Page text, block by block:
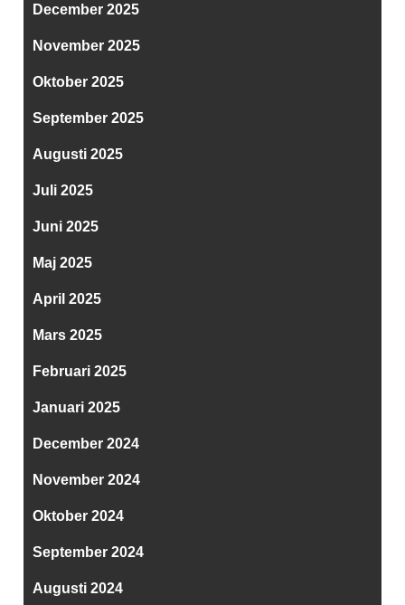
December 2025
November 2025
Oktober 2025
September 2025
Augusti 2025
Juli 2025
Juni 2025
Maj 2025
April 2025
Mars 2025
Februari 2025
Januari 2025
December 2024
November 2024
Oktober 2024
September 2024
Augusti 2024